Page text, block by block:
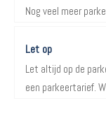
Nog veel meer
Let op
Let altijd op de
een parkeertarief.